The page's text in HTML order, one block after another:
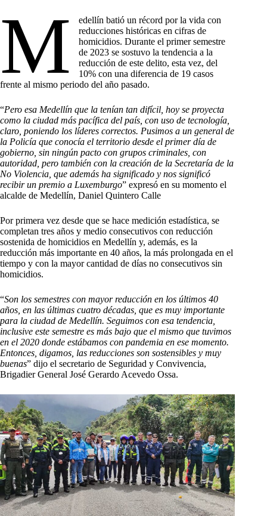
M
edellín batió un récord por la vida con
reducciones históricas en cifras de
homicidios. Durante el primer semestre
de 2023 se sostuvo la tendencia a la
reducción de este delito, esta vez, del
10% con una diferencia de 19 casos
frente al mismo periodo del año pasado.
“Pero esa Medellín que la tenían tan difícil, hoy se proyecta
como la ciudad más pacífica del país, con uso de tecnología,
claro, poniendo los líderes correctos. Pusimos a un general de
la Policía que conocía el territorio desde el primer día de
gobierno, sin ningún pacto con grupos criminales, con
autoridad, pero también con la creación de la Secretaría de la
No Violencia, que además ha significado y nos significó
recibir un premio a Luxemburgo” expresó en su momento el
alcalde de Medellín, Daniel Quintero Calle
Por primera vez desde que se hace medición estadística, se
completan tres años y medio consecutivos con reducción
sostenida de homicidios en Medellín y, además, es la
reducción más importante en 40 años, la más prolongada en el
tiempo y con la mayor cantidad de días no consecutivos sin
homicidios.
“Son los semestres con mayor reducción en los últimos 40
años, en las últimas cuatro décadas, que es muy importante
para la ciudad de Medellín. Seguimos con esa tendencia,
inclusive este semestre es más bajo que el mismo que tuvimos
en el 2020 donde estábamos con pandemia en ese momento.
Entonces, digamos, las reducciones son sostensibles y muy
buenas” dijo el secretario de Seguridad y Convivencia,
Brigadier General José Gerardo Acevedo Ossa.